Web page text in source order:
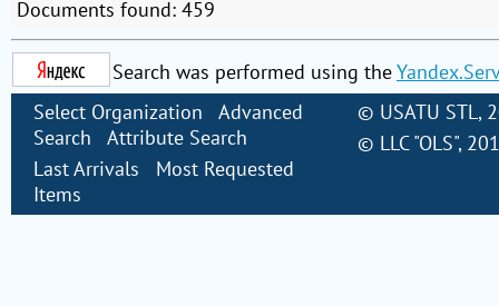
Documents found: 459
Search was performed using the
Select Organization
Advanced
Search
Attribute Search
Last Arrivals
Most Requested
Items
© USATU STL,
© LLC "OLS",